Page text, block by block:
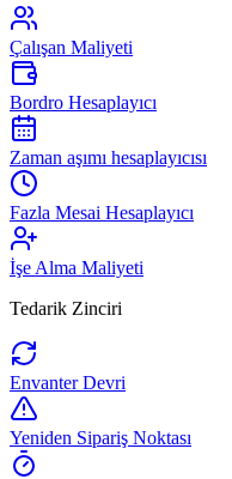
Çalışan Maliyeti
Bordro Hesaplayıcı
Zaman aşımı hesaplayıcısı
Fazla Mesai Hesaplayıcı
İşe Alma Maliyeti
Tedarik Zinciri
Envanter Devri
Yeniden Sipariş Noktası